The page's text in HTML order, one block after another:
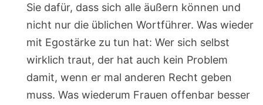
Sie dafür, dass sich alle äußern können und
nicht nur die üblichen Wortführer. Was wieder
mit Egostärke zu tun hat: Wer sich selbst
wirklich traut, der hat auch kein Problem
damit, wenn er mal anderen Recht geben
muss. Was wiederum Frauen offenbar besser